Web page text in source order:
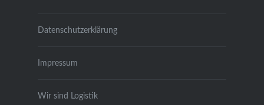
Daten­schutz­er­klä­rung
Impres­sum
Wir sind Logis­tik